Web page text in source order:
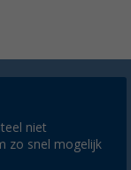
niet
zo snel mogelijk